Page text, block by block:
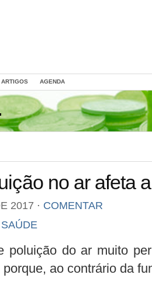
ARTIGOS AGENDA
no ar afeta
2017 ⋅ COMENTAR
SAÚDE
poluição do ar muito
ao contrário da